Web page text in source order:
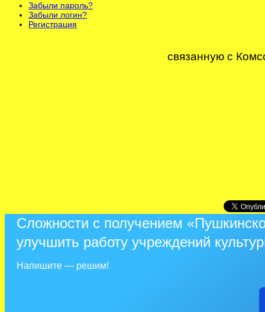
Забыли пароль?
Забыли логин?
Регистрация
связанную с
Сложности с получением
улучшить работу учреждений
Напишите — решим!